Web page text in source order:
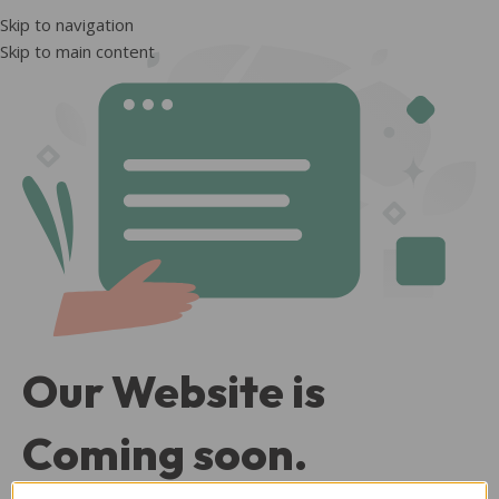
Skip to navigation
Skip to main content
Our Website is
Coming soon.